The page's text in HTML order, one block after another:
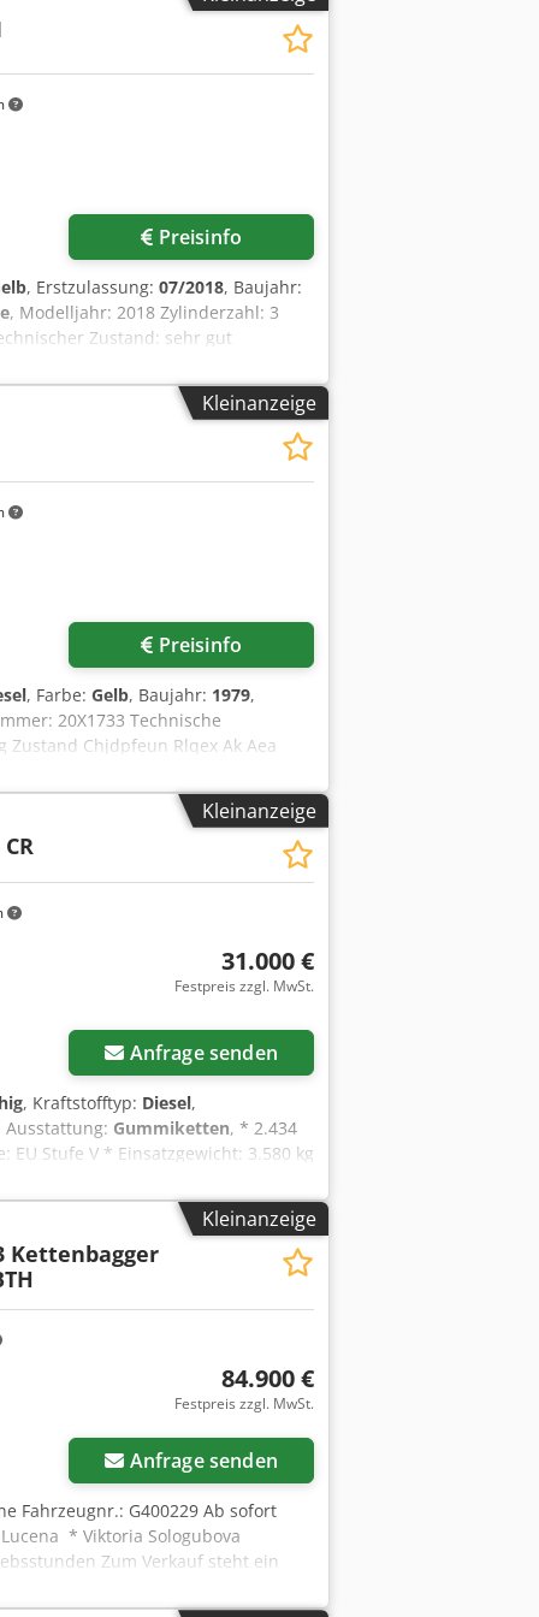
Preisinfo
, Erstzulassung: 07/2018, Baujahr:
, Modelljahr: 2018 Zylinderzahl: 3
Zustand: sehr gut
Codpfxsy A Tn He Ak
- Zentralschmierung
Kleinanzeige
Preisinfo
, Farbe: Gelb, Baujahr: 1979,
20X1733 Technische
Chjdpfeun Rlqex Ak Aea
Zustand: schlecht Finanzielle
sich an Ernst van Hek, um weitere
Kleinanzeige
31.000 €
Festpreis zzgl. MwSt.
Anfrage senden
, Kraftstofftyp: Diesel,
Ausstattung: Gummiketten, * 2.434
Stufe V * Einsatzgewicht: 3.580 kg
Transporthöhe: 2.480 mm)
* Proportionale Zusatzhydraulik *
Kleinanzeige
Kettenbagger
84.900 €
Festpreis zzgl. MwSt.
Anfrage senden
Fahrzeugnr.: G400229 Ab sofort
* Viktoria Sologubova
Zum Verkauf steht ein
Betriebsgewicht von 22.800 kg
und Baustellenarbeiten.